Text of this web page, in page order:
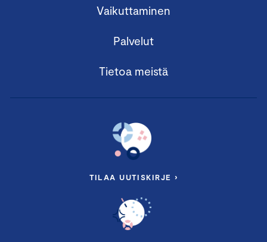
Vaikuttaminen
Palvelut
Tietoa meistä
TILAA UUTISKIRJE ›